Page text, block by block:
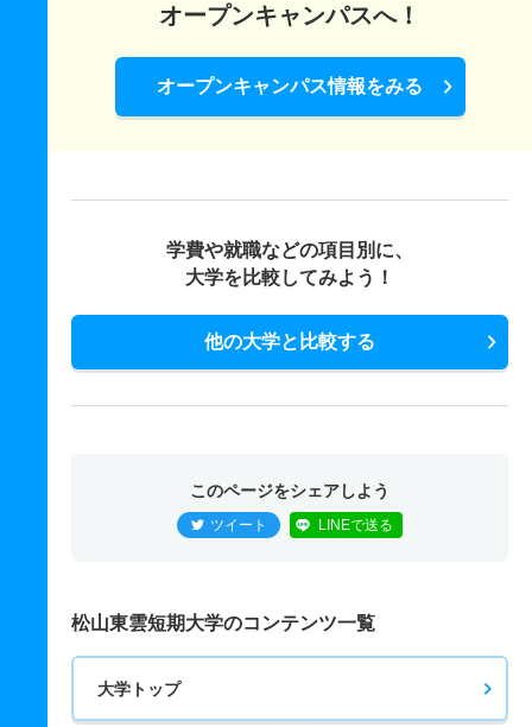
オープンキャンパスへ！
オープンキャンパス情報をみる
学費や就職などの項目別に、
大学を比較してみよう！
他の大学と比較する
このページをシェアしよう
ツイート LINEで送る
松山東雲短期大学のコンテンツ一覧
大学トップ